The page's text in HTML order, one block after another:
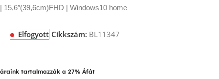
| 15,6″(39,6cm)FHD | Windows10 home
Elfogyott Cikkszám: BL11347
áraink tartalmazzák a 27% Áfát